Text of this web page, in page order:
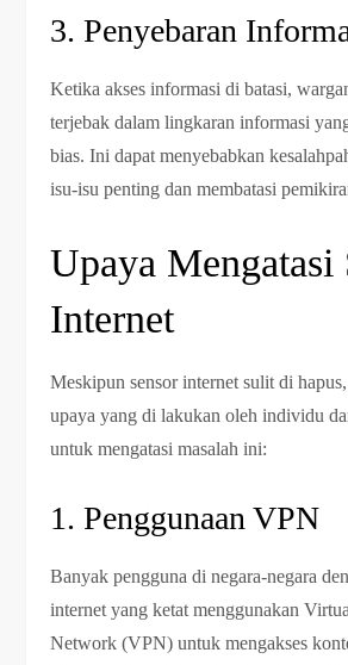
3. Penyebaran
Ketika akses informasi di batasi,
terjebak dalam lingkaran informasi
bias. Ini dapat menyebabkan
isu-isu penting dan membatasi
Upaya Mengatasi
Internet
Meskipun sensor internet sulit di hapus,
upaya yang di lakukan oleh individu
untuk mengatasi masalah ini:
1. Penggunaan VPN
Banyak pengguna di negara-negara
internet yang ketat menggunakan
Network (VPN) untuk mengakses